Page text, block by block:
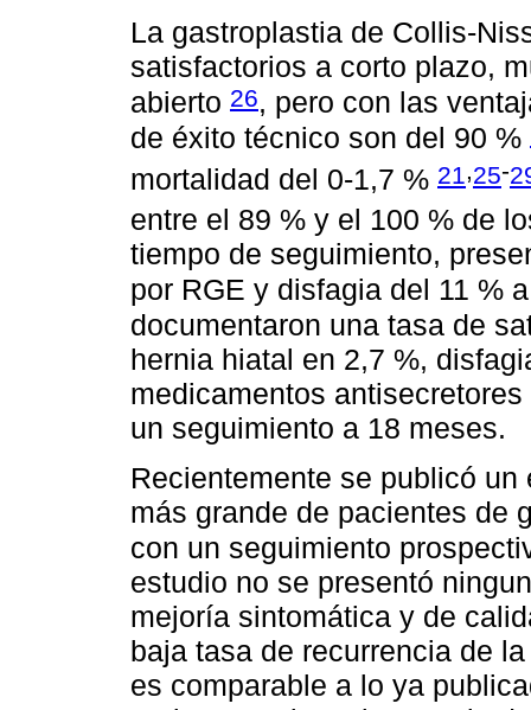
La gastroplastia de Collis-
satisfactorios a corto plazo,
abierto 26, pero con las
de éxito técnico son del 90 %
mortalidad del 0-1,7 % 21,25-
entre el 89 % y el 100 % de
tiempo de seguimiento,
por RGE y disfagia del 11 %
documentaron una tasa de
hernia hiatal en 2,7 %,
medicamentos
un seguimiento a 18 meses.
Recientemente se publicó
más grande de pacientes de
con un seguimiento
estudio no se presentó
mejoría sintomática y de
baja tasa de recurrencia de
es comparable a lo ya